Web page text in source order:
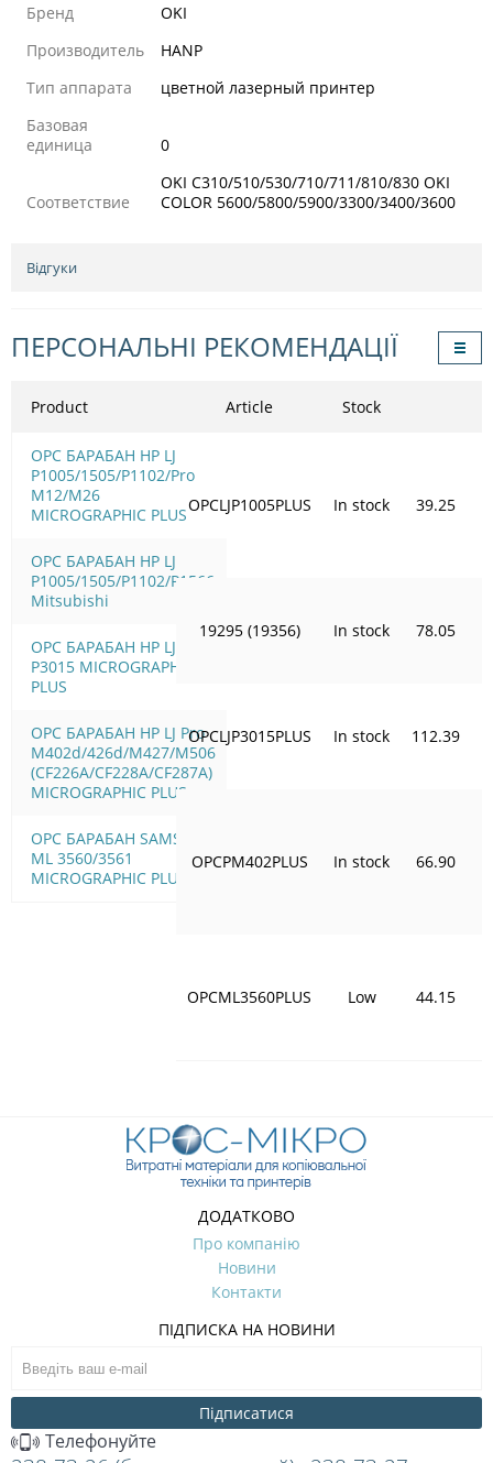
Бренд
OKI
Производитель
HANP
Тип аппарата
цветной лазерный принтер
Базовая
единица
0
Соответствие
OKI C310/510/530/710/711/810/830 OKI
COLOR 5600/5800/5900/3300/3400/3600
Відгуки
ПЕРСОНАЛЬНІ РЕКОМЕНДАЦІЇ
Product
OPC БАРАБАН HP LJ
P1005/1505/Р1102/Pro
M12/M26
MICROGRAPHIC PLUS
OPC БАРАБАН HP LJ
P1005/1505/Р1102/Р1566
Mitsubishi
OPC БАРАБАН HP LJ
P3015 MICROGRAPHIC
PLUS
OPC БАРАБАН HP LJ Pro
M402d/426d/M427/M506
(CF226A/CF228A/CF287A)
MICROGRAPHIC PLUS
OPC БАРАБАН SAMSUNG
ML 3560/3561
MICROGRAPHIC PLUS
Article Stock
OPCLJP1005PLUS In stock 39.25
19295 (19356) In stock 78.05
OPCLJP3015PLUS In stock 112.39
OPCPM402PLUS In stock 66.90
OPCML3560PLUS Low 44.15
ДОДАТКОВО
Про компанію
Новини
Контакти
ПІДПИСКА НА НОВИНИ
Підписатися
Телефонуйте